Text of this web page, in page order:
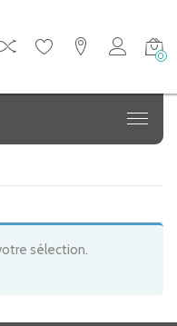
0
sélection.